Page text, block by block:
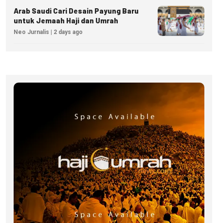
Arab Saudi Cari Desain Payung Baru
untuk Jemaah Haji dan Umrah
Neo Jurnalis | 2 days ago